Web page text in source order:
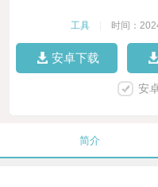
工具 时间：
安卓下载
安
简介